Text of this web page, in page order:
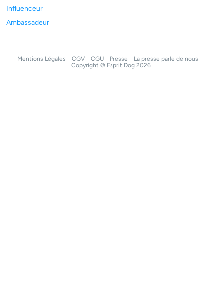
Influenceur
Ambassadeur
Mentions Légales CGV CGU Presse
La presse parle de nous
Copyright © Esprit Dog 2026